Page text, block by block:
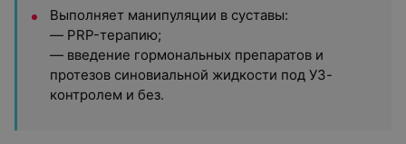
Выполняет манипуляции в суставы:
— PRP-терапию;
— введение гормональных препаратов и
протезов синовиальной жидкости под УЗ-
контролем и без.